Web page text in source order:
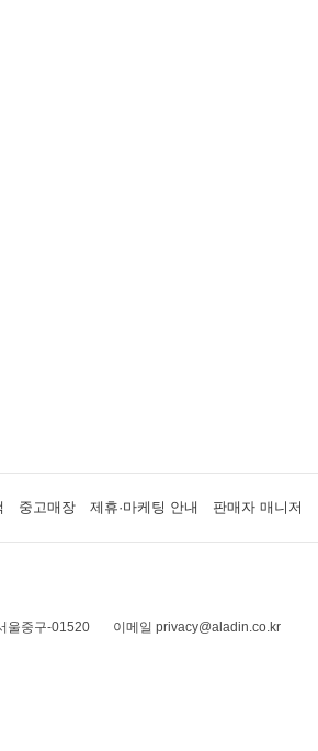
중고매장 제휴·마케팅 안내 판매자 매니저
울중구-01520
이메일 privacy@aladin.co.kr